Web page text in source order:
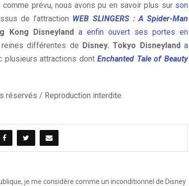
comme prévu, nous avons pu en savoir plus sur son
de l’attraction WEB SLINGERS : A Spider-Man
Kong Disneyland a enfin ouvert ses portes en
différentes de Disney. Tokyo Disneyland a
plusieurs attractions dontEnchanted Tale of Beauty
réservés / Reproduction interdite
je me considère comme un inconditionnel de Disney